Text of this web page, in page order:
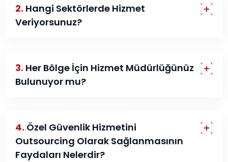
2. Hangi Sektörlerde Hizmet
Veriyorsunuz?
3. Her Bölge İçin Hizmet Müdürlüğünüz
Bulunuyor mu?
4. Özel Güvenlik Hizmetini
Outsourcing Olarak Sağlanmasının
Faydaları Nelerdir?